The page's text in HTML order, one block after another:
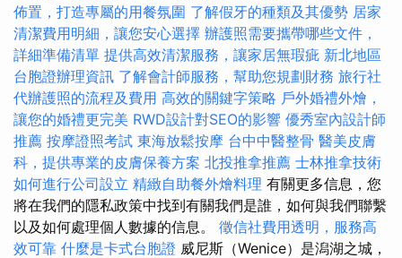
佈置，打造專屬的用餐氛圍 了解假牙的種類及其優勢 居家
清潔費用明細，讓您安心選擇 辦護照需要攜帶哪些文件，
詳細準備清單 提供高效清潔服務，讓家居無瑕疵 新北地區
台胞證辦理資訊 了解會計師服務，幫助您規劃財務 旅行社
代辦護照的流程及費用 高效的關鍵字策略 戶外婚禮外燴，
讓您的婚禮更完美 RWD設計對SEO的影響 優秀室內設計師
推薦 按摩證照考試 東海放鬆按摩 台中中醫整骨 醫美皮膚
科，提供專業的皮膚保養方案 北投推拿推薦 士林推拿技術
如何進行公司設立 精緻自助餐外燴料理 有關更多信息，您
將在我們的隱私政策中找到有關我們是誰，如何與我們聯繫
以及如何處理個人數據的信息。 徵信社費用透明，服務高
效可靠 什麼是卡式台胞證 威尼斯（Wenice）是潟湖之城，